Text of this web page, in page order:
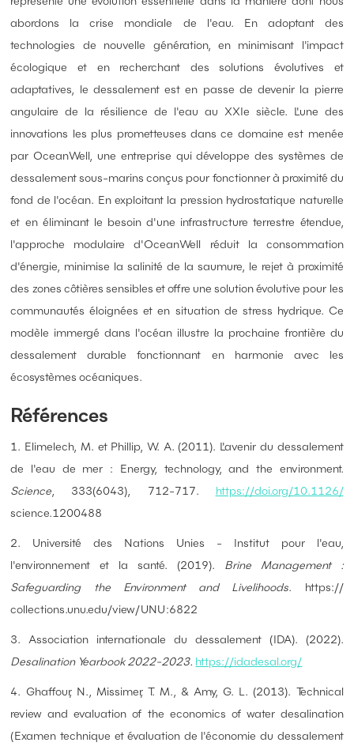
abordons la crise mondiale de l'eau. En adoptant des
technologies de nouvelle génération, en minimisant l'impact
écologique et en recherchant des solutions évolutives et
adaptatives, le dessalement est en passe de devenir la pierre
angulaire de la résilience de l'eau au XXIe siècle. L'une des
innovations les plus prometteuses dans ce domaine est menée
par OceanWell, une entreprise qui développe des systèmes de
dessalement sous-marins conçus pour fonctionner à proximité du
fond de l'océan. En exploitant la pression hydrostatique naturelle
et en éliminant le besoin d'une infrastructure terrestre étendue,
l'approche modulaire d'OceanWell réduit la consommation
d'énergie, minimise la salinité de la saumure, le rejet à proximité
des zones côtières sensibles et offre une solution évolutive pour les
communautés éloignées et en situation de stress hydrique. Ce
modèle immergé dans l'océan illustre la prochaine frontière du
dessalement durable fonctionnant en harmonie avec les
écosystèmes océaniques.
Références
1. Elimelech, M. et Phillip, W. A. (2011). L'avenir du dessalement
de l'eau de mer : Energy, technology, and the environment.
Science, 333(6043), 712-717. https://doi.org/10.1126/
science.1200488
2. Université des Nations Unies - Institut pour l'eau,
l'environnement et la santé. (2019). Brine Management :
Safeguarding the Environment and Livelihoods. https://
collections.unu.edu/view/UNU:6822
3. Association internationale du dessalement (IDA). (2022).
Desalination Yearbook 2022-2023. https://idadesal.org/
4. Ghaffour, N., Missimer, T. M., & Amy, G. L. (2013). Technical
review and evaluation of the economics of water desalination
(Examen technique et évaluation de l'économie du dessalement